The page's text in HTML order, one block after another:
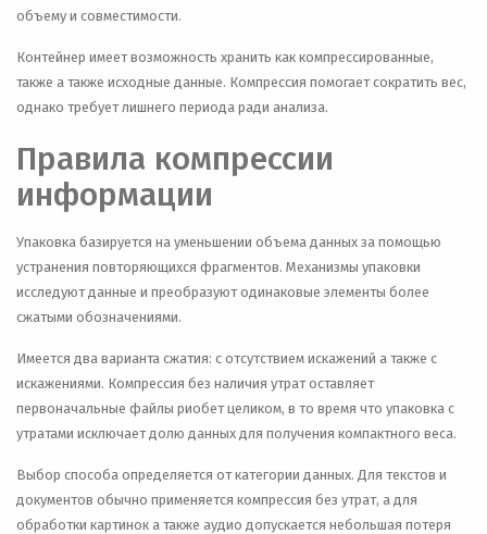
объему и совместимости.
Контейнер имеет возможность хранить как компрессированные,
также а также исходные данные. Компрессия помогает сократить вес,
однако требует лишнего периода ради анализа.
Правила компрессии
информации
Упаковка базируется на уменьшении объема данных за помощью
устранения повторяющихся фрагментов. Механизмы упаковки
исследуют данные и преобразуют одинаковые элементы более
сжатыми обозначениями.
Имеется два варианта сжатия: с отсутствием искажений а также с
искажениями. Компрессия без наличия утрат оставляет
первоначальные файлы риобет целиком, в то время что упаковка с
утратами исключает долю данных для получения компактного веса.
Выбор способа определяется от категории данных. Для текстов и
документов обычно применяется компрессия без утрат, а для
обработки картинок а также аудио допускается небольшая потеря